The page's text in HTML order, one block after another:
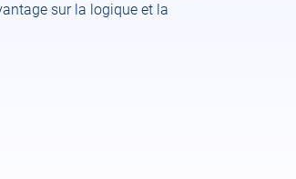
sur la logique et la